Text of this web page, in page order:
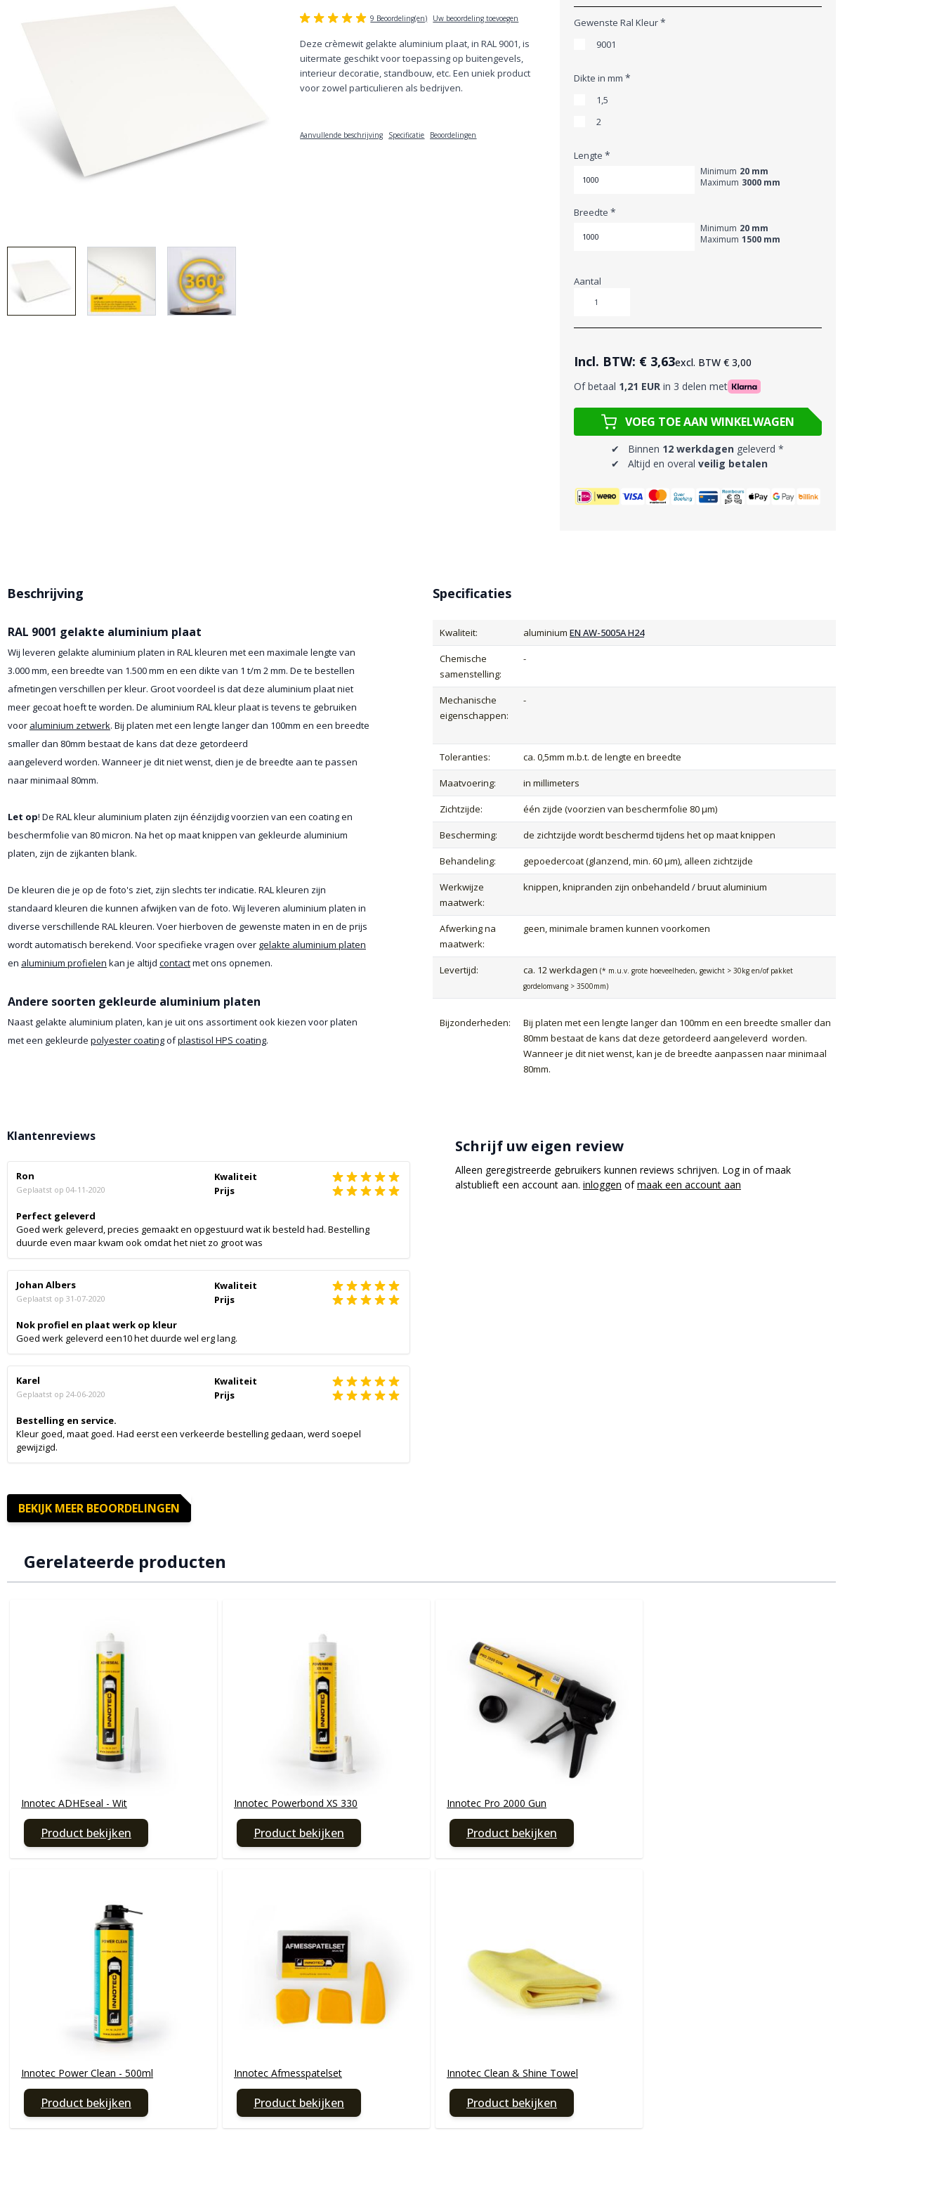
9 Beoordeling(en) Uw beoordeling toevoegen
Deze crèmewit gelakte aluminium plaat, in RAL 9001, is
uitermate geschikt voor toepassing op buitengevels,
interieur decoratie, standbouw, etc. Een uniek product
voor zowel particulieren als bedrijven.
Aanvullende beschrijving Specificatie Beoordelingen
Gewenste Ral Kleur*
9001
Dikte in mm *
1,5
2
Lengte *
Minimum 20 mm
Maximum 3000 mm
Breedte *
Minimum 20 mm
Maximum 1500 mm
Aantal
Incl. BTW: € 3,63excl. BTW € 3,00
Of betaal 1,21 EURin 3 delen met
VOEG TOE AAN WINKELWAGEN
✔ Binnen 12 werkdagen geleverd *
✔ Altijd en overalveilig betalen
Beschrijving
RAL 9001 gelakte aluminium plaat
Wij leveren gelakte aluminium platen in RAL kleuren met een maximale lengte van
3.000 mm, een breedte van 1.500 mm en een dikte van 1 t/m 2 mm. De te bestellen
afmetingen verschillen per kleur. Groot voordeel is dat deze aluminium plaat niet
meer gecoat hoeft te worden. De aluminium RAL kleur plaat is tevens te gebruiken
voor aluminium zetwerk. Bij platen met een lengte langer dan 100mm en een breedte
smaller dan 80mm bestaat de kans dat deze getordeerd
aangeleverd worden. Wanneer je dit niet wenst, dien je de breedte aan te passen
naar minimaal 80mm.
Let op! De RAL kleur aluminium platen zijn éénzijdig voorzien van een coating en
beschermfolie van 80 micron. Na het op maat knippen van gekleurde aluminium
platen, zijn de zijkanten blank.
De kleuren die je op de foto's ziet, zijn slechts ter indicatie. RAL kleuren zijn
standaard kleuren die kunnen afwijken van de foto. Wij leveren aluminium platen in
diverse verschillende RAL kleuren. Voer hierboven de gewenste maten in en de prijs
wordt automatisch berekend. Voor specifieke vragen over gelakte aluminium platen
en aluminium profielen kan je altijd contactmet ons opnemen.
Andere soorten gekleurde aluminium platen
Naast gelakte aluminium platen, kan je uit ons assortiment ook kiezen voor platen
met een gekleurde polyester coatingofplastisol HPS coating.
Specificaties
Kwaliteit: aluminium EN AW-5005A H24
Chemische
samenstelling:
-
Mechanische
eigenschappen:
-
Toleranties: ca. 0,5mm m.b.t. de lengte en breedte
Maatvoering: in millimeters
Zichtzijde: één zijde (voorzien van beschermfolie 80 µm)
Bescherming: de zichtzijde wordt beschermd tijdens het op maat knippen
Behandeling: gepoedercoat (glanzend, min. 60 µm), alleen zichtzijde
Werkwijze
maatwerk:
knippen, knipranden zijn onbehandeld / bruut aluminium
Afwerking na
maatwerk:
geen, minimale bramen kunnen voorkomen
Levertijd: ca. 12 werkdagen (* m.u.v. grote hoeveelheden, gewicht > 30kg en/of pakket
gordelomvang > 3500mm)
Bijzonderheden:
Bij platen met een lengte langer dan 100mm en een breedte smaller dan
80mm bestaat de kans dat deze getordeerd aangeleverd worden.
Wanneer je dit niet wenst, kan je de breedte aanpassen naar minimaal
80mm.
Klantenreviews
Ron
Geplaatst op 04-11-2020
Kwaliteit
Prijs
Perfect geleverd
Goed werk geleverd, precies gemaakt en opgestuurd wat ik besteld had. Bestelling
duurde even maar kwam ook omdat het niet zo groot was
Johan Albers
Geplaatst op 31-07-2020
Kwaliteit
Prijs
Nok profiel en plaat werk op kleur
Goed werk geleverd een10 het duurde wel erg lang.
Karel
Geplaatst op 24-06-2020
Kwaliteit
Prijs
Bestelling en service.
Kleur goed, maat goed. Had eerst een verkeerde bestelling gedaan, werd soepel
gewijzigd.
BEKIJK MEER BEOORDELINGEN
Schrijf uw eigen review
Alleen geregistreerde gebruikers kunnen reviews schrijven. Log in of maak
alstublieft een account aan. inloggen ofmaak een account aan
Gerelateerde producten
Innotec ADHEseal - Wit
Product bekijken
Innotec Powerbond XS 330
Product bekijken
Innotec Pro 2000 Gun
Product bekijken
Innotec Power Clean - 500ml
Product bekijken
Innotec Afmesspatelset
Product bekijken
Innotec Clean & Shine Towel
Product bekijken